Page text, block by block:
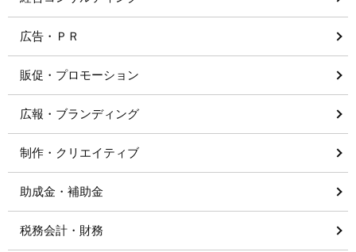
広告・ＰＲ
販促・プロモーション
広報・ブランディング
制作・クリエイティブ
助成金・補助金
税務会計・財務